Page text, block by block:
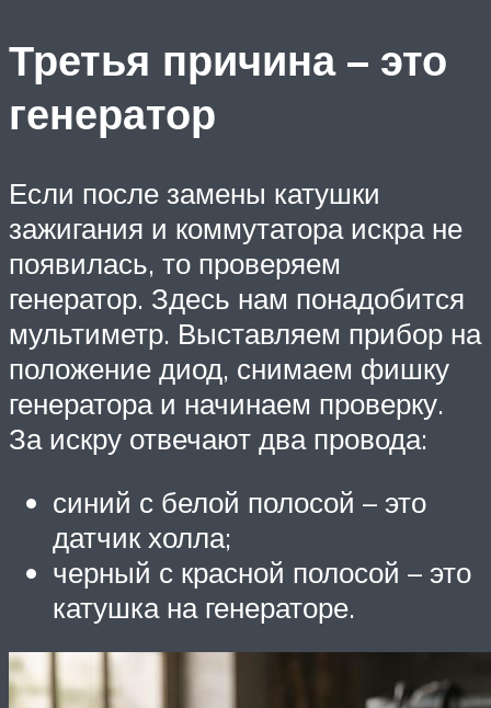
Третья причина – это
генератор
Если после замены катушки
зажигания и коммутатора искра не
появилась, то проверяем
генератор. Здесь нам понадобится
мультиметр. Выставляем прибор на
положение диод, снимаем фишку
генератора и начинаем проверку.
За искру отвечают два провода:
синий с белой полосой – это
датчик холла;
черный с красной полосой – это
катушка на генераторе.